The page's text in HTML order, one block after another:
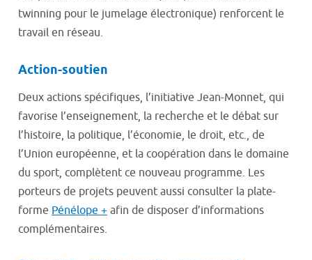
twinning pour le jumelage électronique) renforcent le
travail en réseau.
Action-soutien
Deux actions spécifiques, l’initiative Jean-Monnet, qui
favorise l’enseignement, la recherche et le débat sur
l’histoire, la politique, l’économie, le droit, etc., de
l’Union européenne, et la coopération dans le domaine
du sport, complètent ce nouveau programme. Les
porteurs de projets peuvent aussi consulter la plate-
forme Pénélope + afin de disposer d’informations
complémentaires.